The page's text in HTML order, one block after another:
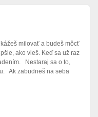
milovať a budeš môcť
ako vieš. Keď sa už raz
Nestaraj sa o to,
Ak zabudneš na seba